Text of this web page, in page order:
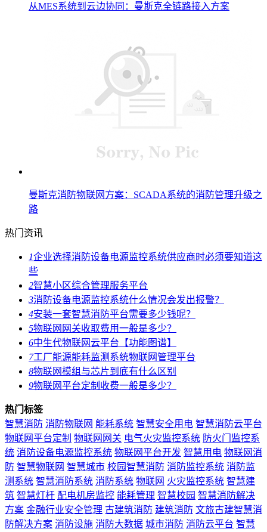
从MES系统到云边协同：曼斯克全链路接入方案
曼斯克消防物联网方案：SCADA系统的消防管理升级之
路
热门资讯
1企业选择消防设备电源监控系统供应商时必须要知道这
些
2智慧小区综合管理服务平台
3消防设备电源监控系统什么情况会发出报警？
4安装一套智慧消防平台需要多少钱呢？
5物联网网关收取费用一般是多少？
6中生代物联网云平台【功能图谱】
7工厂能源能耗监测系统物联网管理平台
8物联网模组与芯片到底有什么区别
9物联网平台定制收费一般是多少？
热门标签
智慧消防 消防物联网 能耗系统 智慧安全用电 智慧消防云平台
物联网平台定制 物联网网关 电气火灾监控系统 防火门监控系
统 消防设备电源监控系统 物联网平台开发 智慧用电 物联网消
防 智慧物联网 智慧城市 校园智慧消防 消防监控系统 消防监
测系统 智慧消防系统 消防系统 物联网 火灾监控系统 智慧建
筑 智慧灯杆 配电机房监控 能耗管理 智慧校园 智慧消防解决
方案 金融行业安全管理 古建筑消防 建筑消防 文旅古建智慧消
防解决方案 消防设施 消防大数据 城市消防 消防云平台 智慧